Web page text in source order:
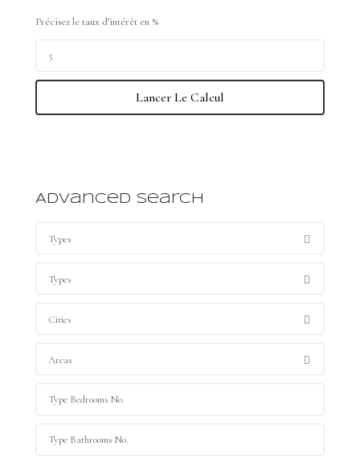
Précisez le taux d’intérêt en %
Lancer Le Calcul
Advanced Search
Types
Types
Cities
Areas